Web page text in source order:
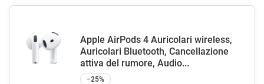
Apple AirPods 4 Auricolari wireless,
Auricolari Bluetooth, Cancellazione
attiva del rumore, Audio...
−25%